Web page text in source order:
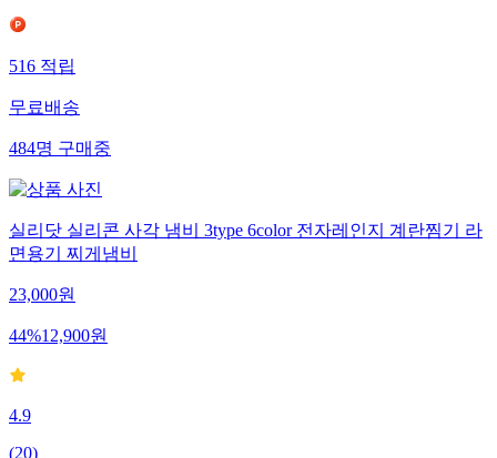
516적립
무료배송
484명구매중
실리닷 실리콘 사각 냄비 3type 6color 전자레인지 계란찜기 라
면용기 찌게냄비
23,000원
44%12,900원
4.9